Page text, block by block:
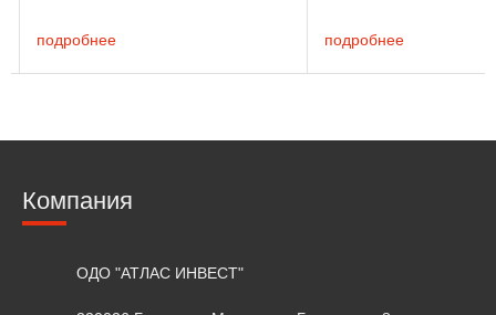
что дает цифровым
штангенциркулям значительное ...
подробнее
измерений, мм Цена
подробнее
Компания
ОДО "АТЛАС ИНВЕСТ"